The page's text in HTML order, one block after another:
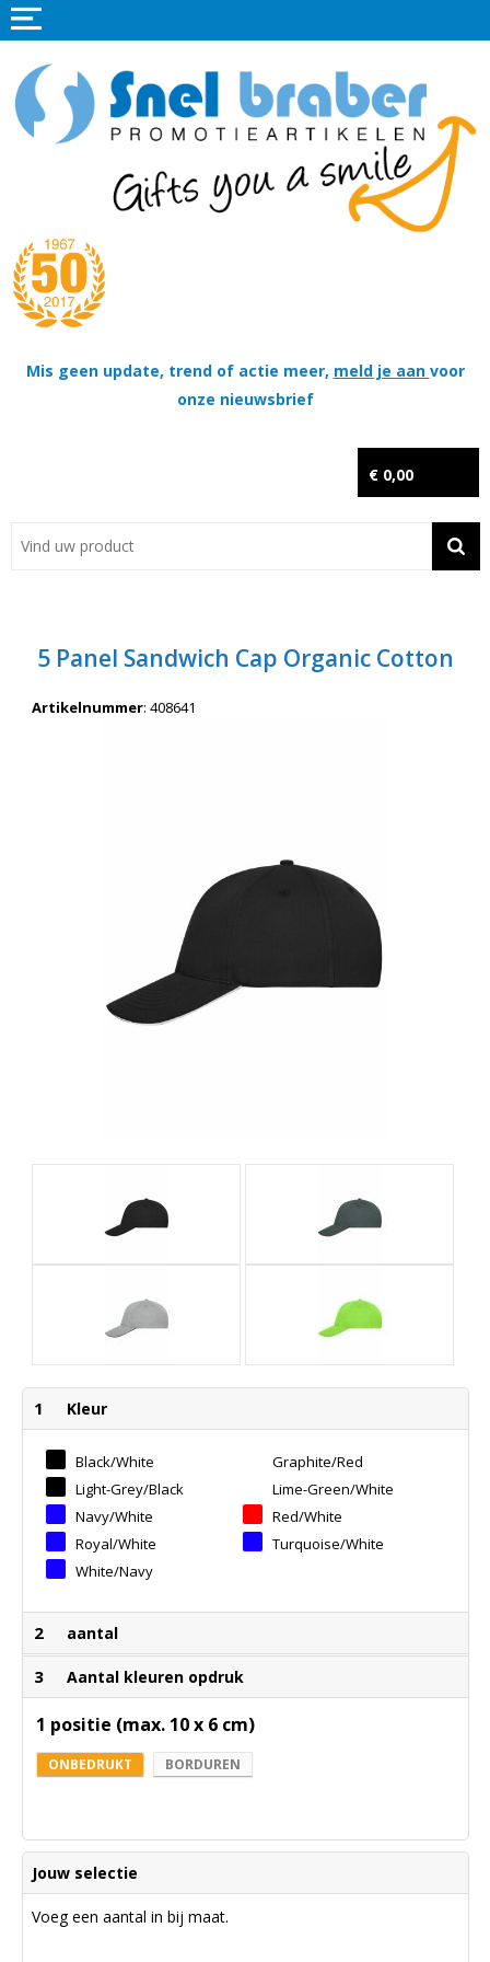
Mis geen update, trend of actie meer, meld je aan voor
onze nieuwsbrief
€ 0,00
Home
Promotieartikelen
Tassen
Thema's
Contact
Wil je snel een advies? Bel nu 053-7920045 of 06-55731304
5 Panel Sandwich Cap Organic Cotton
Artikelnummer: 408641
1 Kleur
Black/white
Graphite/red
Light-Grey/black
Lime-Green/white
Navy/white
Red/white
Royal/white
Turquoise/white
White/navy
2 aantal
3 Aantal kleuren opdruk
1 positie (max. 10 x 6 cm)
ONBEDRUKT BORDUREN
Jouw selectie
Voeg een aantal in bij maat.